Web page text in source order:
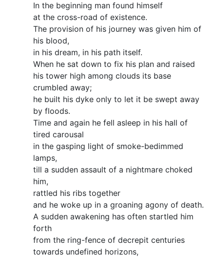
In the beginning man found himself
at the cross-road of existence.
The provision of his journey was given him of
his blood,
in his dream, in his path itself.
When he sat down to fix his plan and raised
his tower high among clouds its base
crumbled away;
he built his dyke only to let it be swept away
by floods.
Time and again he fell asleep in his hall of
tired carousal
in the gasping light of smoke-bedimmed
lamps,
till a sudden assault of a nightmare choked
him,
rattled his ribs together
and he woke up in a groaning agony of death.
A sudden awakening has often startled him
forth
from the ring-fence of decrepit centuries
towards undefined horizons,